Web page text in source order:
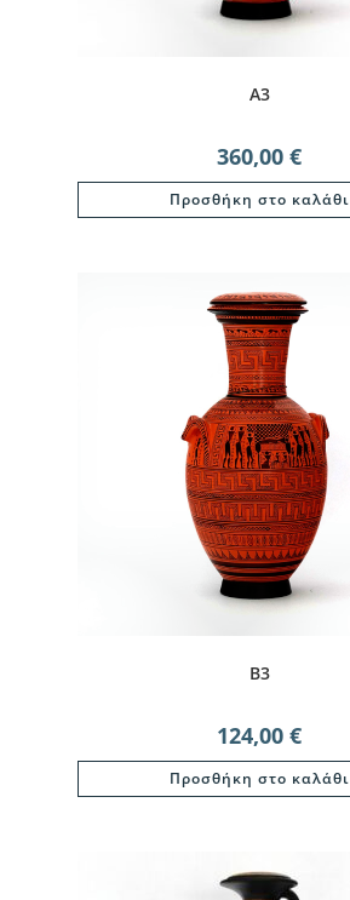
A3
360,00 €
Προσθήκη στο καλάθι
B3
124,00 €
Προσθήκη στο καλάθι